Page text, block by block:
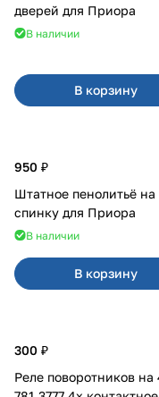
дверей для Приора
В наличии
В корзину
950 ₽
Штатное пенолитьё на
спинку для Приора
В наличии
В корзину
300 ₽
Реле поворотников на 4х4